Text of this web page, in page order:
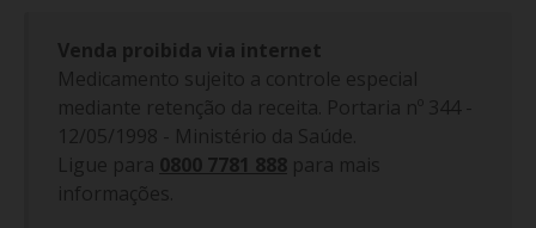
Venda proibida via internet
Medicamento sujeito a controle especial
mediante retenção da receita. Portaria nº 344 -
12/05/1998 - Ministério da Saúde.
Ligue para 0800 7781 888 para mais
informações.